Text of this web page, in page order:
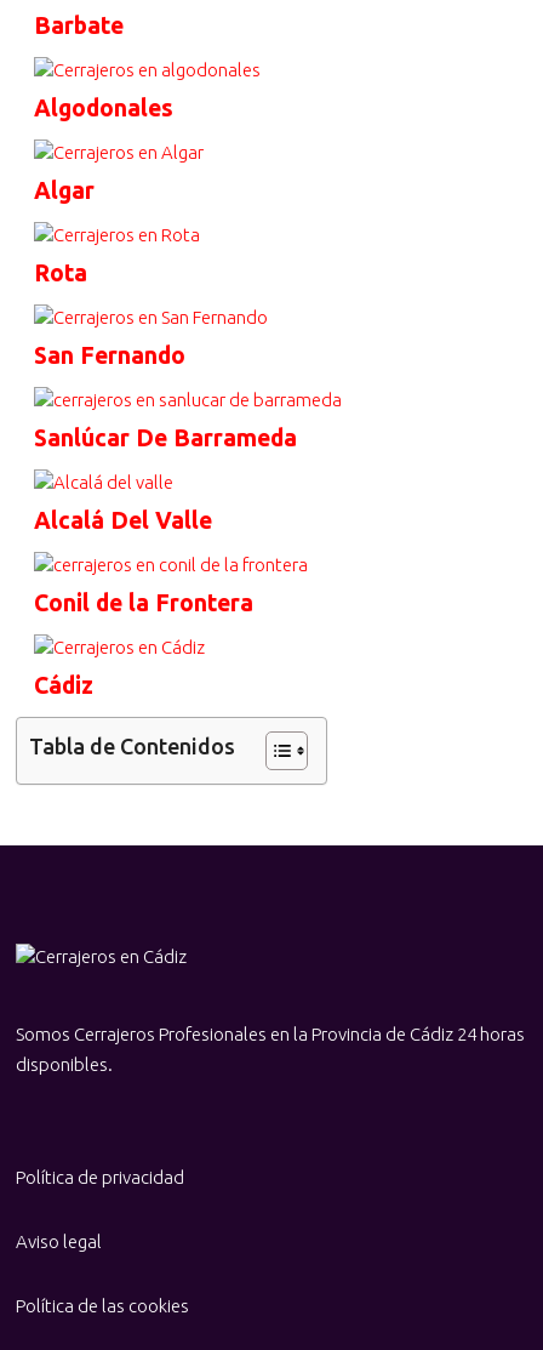
Barbate
Algodonales
Algar
Rota
San Fernando
Sanlúcar De Barrameda
Alcalá Del Valle
Conil de la Frontera
Cádiz
Tabla de Contenidos
Somos Cerrajeros Profesionales en la Provincia de Cádiz 24 horas
disponibles.
Política de privacidad
Aviso legal
Política de las cookies